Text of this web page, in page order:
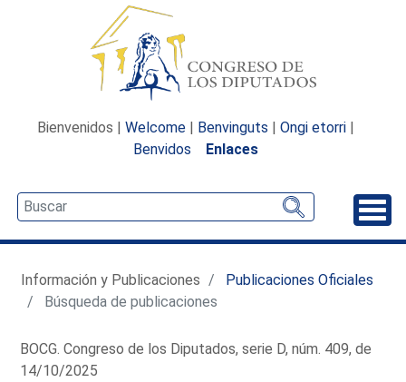
Bienvenidos | Welcome | Benvinguts | Ongi etorri |
Benvidos
Enlaces
Información y Publicaciones
Publicaciones Oficiales
Búsqueda de publicaciones
BOCG. Congreso de los Diputados, serie D, núm. 409, de
14/10/2025